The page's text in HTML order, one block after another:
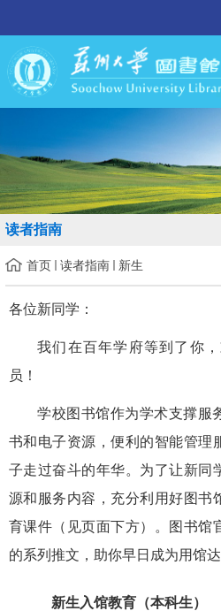
读者指南
首页 读者指南 新生
各位新同学：
我们在百年学府等到了你
员！
学校图书馆作为学术支撑服
书和电子资源，便利的智能管理
子走过奋斗的年华。为了让新同
源和服务内容，充分利用好图书
育课件（见页面下方）
。图书馆
的系列推文，助你早日成为用馆达
新生入馆教育（本科生）